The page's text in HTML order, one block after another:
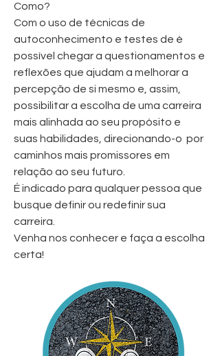
Como?
Com o uso de técnicas de
autoconhecimento e testes de é
possível chegar a questionamentos e
reflexões que ajudam a melhorar a
percepção de si mesmo e, assim,
possibilitar a escolha de uma carreira
mais alinhada ao seu propósito e
suas habilidades, direcionando-o por
caminhos mais promissores em
relação ao seu futuro.
É indicado para qualquer pessoa que
busque definir ou redefinir sua
carreira.
Venha nos conhecer e faça a escolha
certa!